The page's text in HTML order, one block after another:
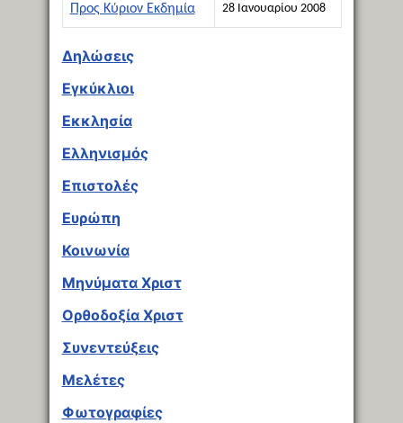
Προς Κύριον Εκδημία 28 Ιανουαρίου 2008
Δηλώσεις
Εγκύκλιοι
Εκκλησία
Ελληνισμός
Επιστολές
Ευρώπη
Κοινωνία
Μηνύματα Χριστ
Ορθοδοξία Χριστ
Συνεντεύξεις
Μελέτες
Φωτογραφίες